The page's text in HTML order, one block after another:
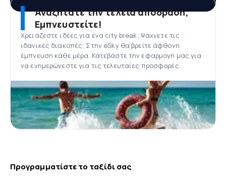
Αναζητάτε την τέλεια απόδραση;
Εμπνευστείτε!
Χρειάζεστε ιδέες για ένα city break; Ψάχνετε τις
ιδανικές διακοπές; Στην eSky θα βρείτε άφθονη
έμπνευση κάθε μέρα. Κατεβάστε την εφαρμογή μας για
να ενημερώνεστε για τις τελευταίες προσφορές.
Προγραμματίστε το ταξίδι σας